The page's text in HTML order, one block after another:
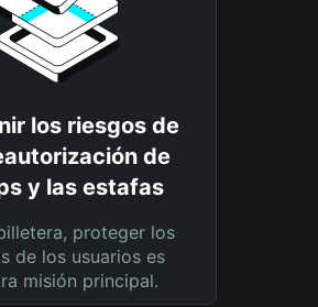
los riesgos de
de
y las estafas
proteger los
de los usuarios es
misión principal.